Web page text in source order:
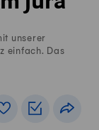
unserer
einfach. Das
Rezeptbuch